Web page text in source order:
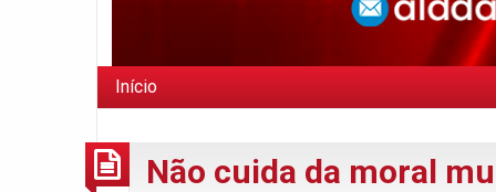
Início
Não cuida da moral